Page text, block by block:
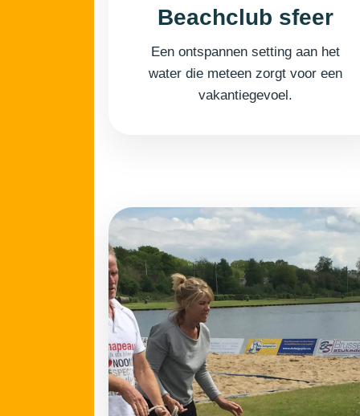
Beachclub sfeer
Een ontspannen setting aan het
water die meteen zorgt voor een
vakantiegevoel.